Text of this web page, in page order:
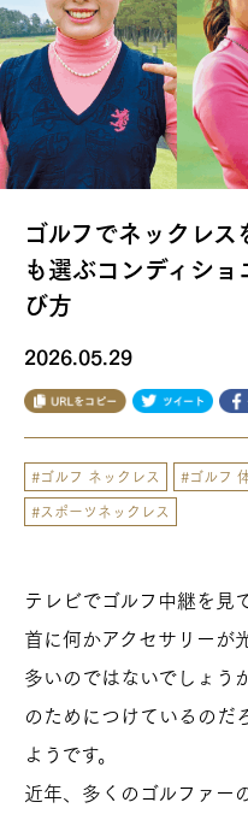
コアフォ
FOLLOW US
ゴルフでネックレ
も選ぶコンディシ
び方
2026.05.29
#ゴルフ ネックレス #ゴルフ
#スポーツネックレス
テレビでゴルフ中継を見
首に何かアクセサリーが
多いのではないでしょう
のためにつけているのだ
ようです。
近年、多くのゴルファー